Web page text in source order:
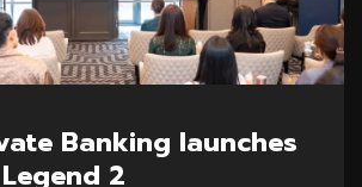
Banking launches
2